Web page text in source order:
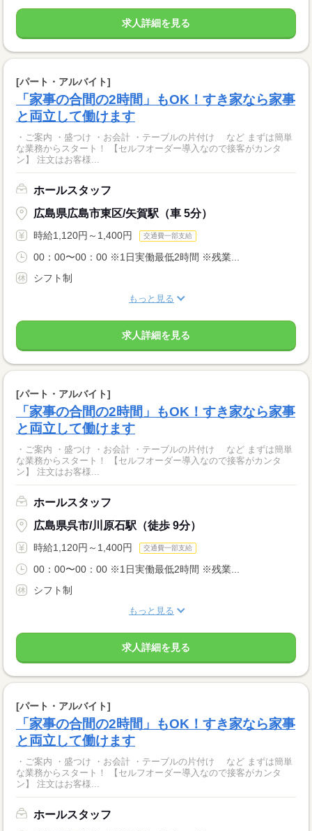
求人詳細を見る
[パート・アルバイト]
「家事の合間の2時間」もOK！すき家なら家事
と両立して働けます
・ご案内 ・盛つけ ・お会計 ・テーブルの片付け など まずは簡単
な業務からスタート！ 【セルフオーダー導入なので接客がカンタ
ン】 注文はお客様...
ホールスタッフ
広島県広島市東区/矢賀駅（車 5分）
時給1,120円～1,400円 交通費一部支給
00：00〜00：00 ※1日実働最低2時間 ※残業...
シフト制
もっと見る
求人詳細を見る
[パート・アルバイト]
「家事の合間の2時間」もOK！すき家なら家事
と両立して働けます
・ご案内 ・盛つけ ・お会計 ・テーブルの片付け など まずは簡単
な業務からスタート！ 【セルフオーダー導入なので接客がカンタ
ン】 注文はお客様...
ホールスタッフ
広島県呉市/川原石駅（徒歩 9分）
時給1,120円～1,400円 交通費一部支給
00：00〜00：00 ※1日実働最低2時間 ※残業...
シフト制
もっと見る
求人詳細を見る
[パート・アルバイト]
「家事の合間の2時間」もOK！すき家なら家事
と両立して働けます
・ご案内 ・盛つけ ・お会計 ・テーブルの片付け など まずは簡単
な業務からスタート！ 【セルフオーダー導入なので接客がカンタ
ン】 注文はお客様...
ホールスタッフ